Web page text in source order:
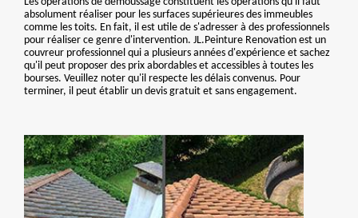
absolument réaliser pour les surfaces supérieures des immeubles
comme les toits. En fait, il est utile de s'adresser à des professionnels
pour réaliser ce genre d'intervention. JL.Peinture Renovation est un
couvreur professionnel qui a plusieurs années d'expérience et sachez
qu'il peut proposer des prix abordables et accessibles à toutes les
bourses. Veuillez noter qu'il respecte les délais convenus. Pour
terminer, il peut établir un devis gratuit et sans engagement.